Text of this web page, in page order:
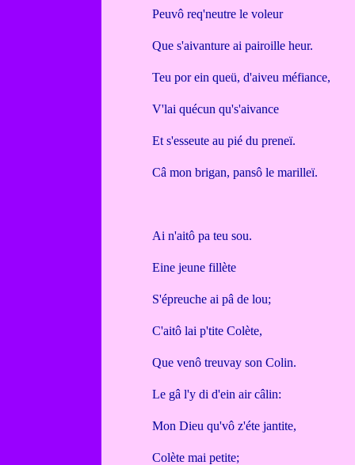
Peuvô req'neutre le voleur
Que s'aivanture ai pairoille heur.
Teu por ein queü, d'aiveu méfiance,
V'lai quécun qu's'aivance
Et s'esseute au pié du preneï.
Câ mon brigan, pansô le marilleï.
Ai n'aitô pa teu sou.
Eine jeune fillète
S'épreuche ai pâ de lou;
C'aitô lai p'tite Colète,
Que venô treuvay son Colin.
Le gâ l'y di d'ein air câlin:
Mon Dieu qu'vô z'éte jantite,
Colète mai petite;